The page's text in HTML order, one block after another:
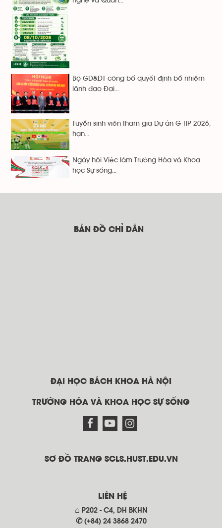
Bộ GD&ĐT công bố quyết định bổ nhiệm
lãnh đạo Đại...
Tuyển sinh viên tham gia Dự án G-TIP 2026,
hạn...
Ngày hội Việc làm Trường Hóa và Khoa
học Sự sống...
BẢN ĐỒ CHỈ DẪN
ĐẠI HỌC BÁCH KHOA HÀ NỘI
TRƯỜNG HÓA VÀ KHOA HỌC SỰ SỐNG
SƠ ĐỒ TRANG SCLS.HUST.EDU.VN
LIÊN HỆ
⌂ P202 - C4, ĐH BKHN
✆ (+84) 24 3868 2470